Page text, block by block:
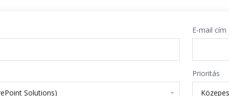
E-mail cím
Prioritás